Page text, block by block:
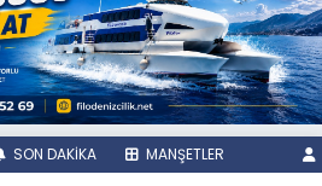
SON DAKİKA MANŞETLER